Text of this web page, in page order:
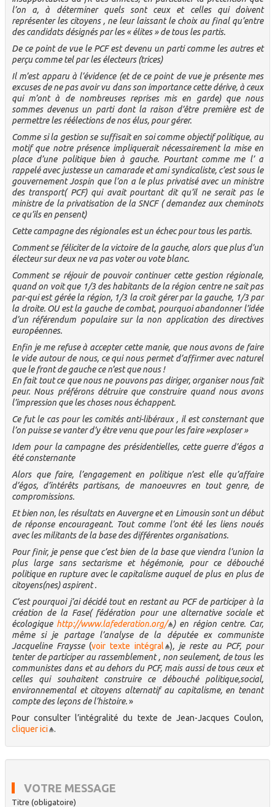
l’on a, à déterminer quels sont ceux et celles qui doivent
représenter les citoyens , ne leur laissant le choix au final qu’entre
des candidats désignés par les « élites » de tous les partis.
De ce point de vue le PCF est devenu un parti comme les autres et
perçu comme tel par les électeurs (trices)
Il m’est apparu à l’évidence (et de ce point de vue je présente mes
excuses de ne pas avoir vu dans son importance cette dérive, à ceux
qui m’ont à de nombreuses reprises mis en garde) que nous
sommes devenus un parti dont la raison d’être première est de
permettre les réélections de nos élus, pour gérer.
Comme si la gestion se suffisait en soi comme objectif politique, au
motif que notre présence impliquerait nécessairement la mise en
place d’une politique bien à gauche. Pourtant comme me l’ a
rappelé avec justesse un camarade et ami syndicaliste, c’est sous le
gouvernement Jospin que l’on a le plus privatisé avec un ministre
des transport( PCF) qui avait pourtant dit qu’il ne serait pas le
ministre de la privatisation de la SNCF ( demandez aux cheminots
ce qu’ils en pensent)
Cette campagne des régionales est un échec pour tous les partis.
Comment se féliciter de la victoire de la gauche, alors que plus d’un
électeur sur deux ne va pas voter ou vote blanc.
Comment se réjouir de pouvoir continuer cette gestion régionale,
quand on voit que 1/3 des habitants de la région centre ne sait pas
par-qui est gérée la région, 1/3 la croit gérer par la gauche, 1/3 par
la droite. OU est la gauche de combat, pourquoi abandonner l’idée
d’un référendum populaire sur la non application des directives
européennes.
Enfin je me refuse à accepter cette manie, que nous avons de faire
le vide autour de nous, ce qui nous permet d’affirmer avec naturel
que le front de gauche ce n’est que nous !
En fait tout ce que nous ne pouvons pas diriger, organiser nous fait
peur. Nous préférons détruire que construire quand nous avons
l’impression que les choses nous échappent.
Ce fut le cas pour les comités anti-libéraux , il est consternant que
l’on puisse se vanter d’y être venu que pour les faire »exploser »
Idem pour la campagne des présidentielles, cette guerre d’égos a
été consternante
Alors que faire, l’engagement en politique n’est elle qu’affaire
d’égos, d’intérêts partisans, de manoeuvres en tout genre, de
compromissions.
Et bien non, les résultats en Auvergne et en Limousin sont un début
de réponse encourageant. Tout comme l’ont été les liens noués
avec les militants de la base des différentes organisations.
Pour finir, je pense que c’est bien de la base que viendra l’union la
plus large sans sectarisme et hégémonie, pour ce débouché
politique en rupture avec le capitalisme auquel de plus en plus de
citoyens(nes) aspirent .
C’est pourquoi j’ai décidé tout en restant au PCF de participer à la
création de la Fase( fédération pour une alternative sociale et
écologique http://www.lafederation.org/
) en région centre. Car,
même si je partage l’analyse de la députée ex communiste
Jacqueline Fraysse(voir texte intégral ), je reste au PCF, pour
tenter de participer au rassemblement , non seulement, de tous les
communistes dans et au dehors du PCF, mais aussi de tous ceux et
celles qui souhaitent construire ce débouché politique,social,
environnemental et citoyens alternatif au capitalisme, en tenant
compte des leçons de l’histoire.»
Pour consulter l’intégralité du texte de Jean-Jacques Coulon,
cliquer ici
.
VOTRE MESSAGE
Titre (obligatoire)